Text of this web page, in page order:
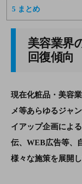
5 まとめ
美容業界
回復傾向
現在化粧品・美容
メ等あらゆるジャ
イアップ企画による
伝、 WEB広告等、
様々な施策を展開し